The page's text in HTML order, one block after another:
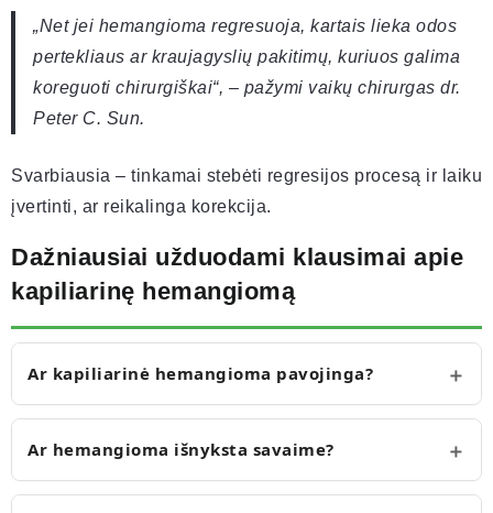
„Net jei hemangioma regresuoja, kartais lieka odos
pertekliaus ar kraujagyslių pakitimų, kuriuos galima
koreguoti chirurgiškai“, – pažymi vaikų chirurgas dr.
Peter C. Sun.
Svarbiausia – tinkamai stebėti regresijos procesą ir laiku
įvertinti, ar reikalinga korekcija.
Dažniausiai užduodami klausimai apie
kapiliarinę hemangiomą
Ar kapiliarinė hemangioma pavojinga?
Ar hemangioma išnyksta savaime?